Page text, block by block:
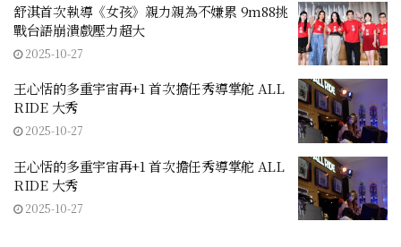
舒淇首次執導《女孩》親力親為不嫌累 9m88挑
戰台語崩潰戲壓力超大
2025-10-27
王心恬的多重宇宙再+1 首次擔任秀導掌舵 ALL
RIDE 大秀
2025-10-27
王心恬的多重宇宙再+1 首次擔任秀導掌舵 ALL
RIDE 大秀
2025-10-27